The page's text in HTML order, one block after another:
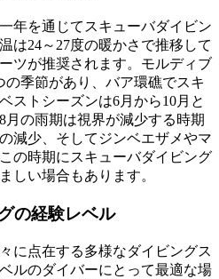
年を通じてスキューバダイビン
は24～27度の暖かさで推移して
ツが推奨されます。モルディブ
季節があり、バア環礁でスキ
ストシーズンは6月から10月と
月の雨期は視界が減少する時期
減少、そしてジンベエザメやマ
の時期にスキューバダイビング
しい場合もあります。
の経験レベル
に点在する多様なダイビングス
ルのダイバーにとって最適な場